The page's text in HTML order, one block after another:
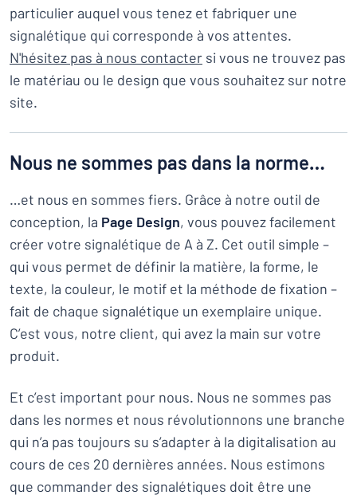
particulier auquel vous tenez et fabriquer une
signalétique qui corresponde à vos attentes.
N'hésitez pas à nous contacter si vous ne trouvez pas
le matériau ou le design que vous souhaitez sur notre
site.
Nous ne sommes pas dans la norme…
…et nous en sommes fiers. Grâce à notre outil de
conception, la Page Design, vous pouvez facilement
créer votre signalétique de A à Z. Cet outil simple –
qui vous permet de définir la matière, la forme, le
texte, la couleur, le motif et la méthode de fixation –
fait de chaque signalétique un exemplaire unique.
C’est vous, notre client, qui avez la main sur votre
produit.
Et c’est important pour nous. Nous ne sommes pas
dans les normes et nous révolutionnons une branche
qui n’a pas toujours su s’adapter à la digitalisation au
cours de ces 20 dernières années. Nous estimons
que commander des signalétiques doit être une